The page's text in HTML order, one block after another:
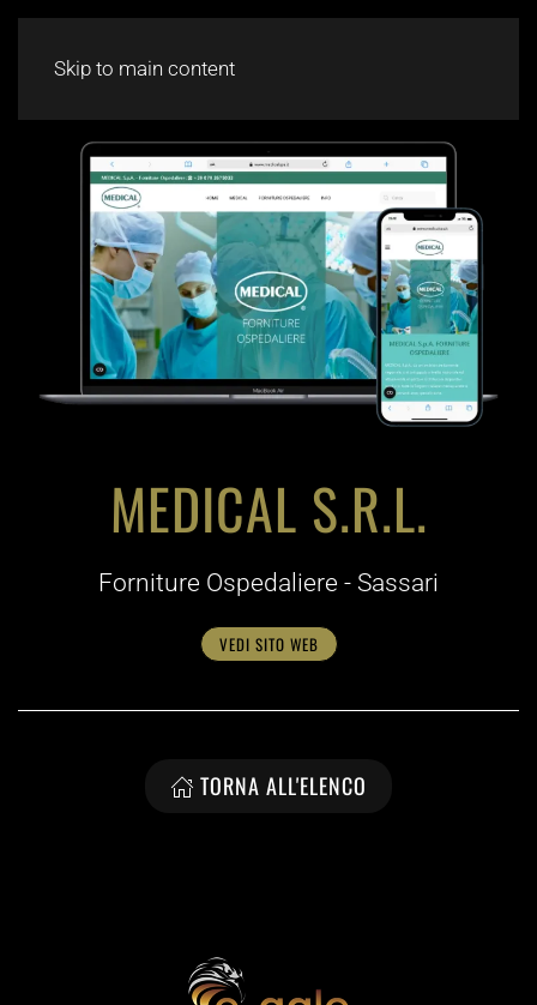
Skip to main content
MEDICAL S.R.L.
Forniture Ospedaliere - Sassari
VEDI SITO WEB
TORNA ALL'ELENCO